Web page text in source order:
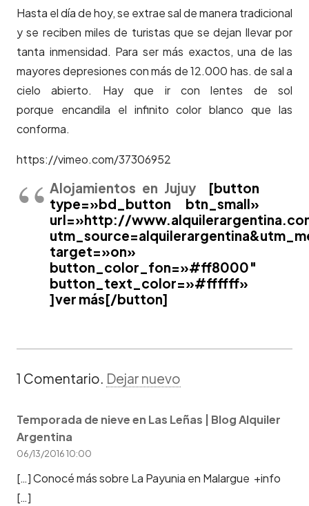
Hasta el día de hoy, se extrae sal de manera tradicional
y se reciben miles de turistas que se dejan llevar por
tanta inmensidad. Para ser más exactos, una de las
mayores depresiones con más de 12.000 has. de sal a
cielo abierto. Hay que ir con lentes de sol
porque encandila el infinito color blanco que las
conforma.
https://vimeo.com/37306952
Alojamientos en Jujuy [button
type=»bd_button btn_small»
url=»http://
target=»on»
button_color_fon=»#ff8000″
button_text_color=»#ffffff»
]ver más[/button]
1 Comentario. Dejar nuevo
Temporada de nieve en Las Leñas | Blog Alquiler
Argentina
06/13/2016 10:00
[…] Conocé más sobre La Payunia en Malargue +info
[…]